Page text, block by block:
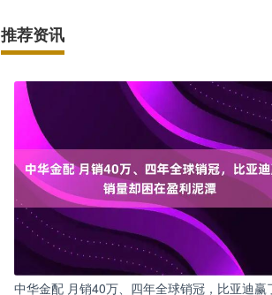
推荐资讯
中华金配 月销40万、四年全球销冠，比亚迪赢